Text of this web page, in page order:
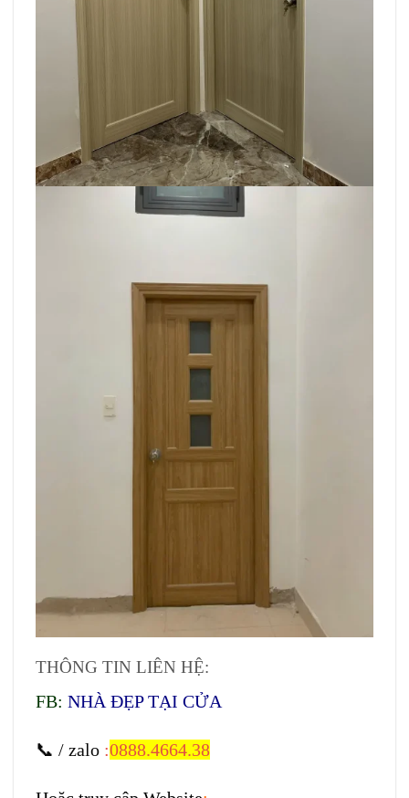
THÔNG TIN LIÊN HỆ:
FB: NHÀ ĐẸP TẠI CỬA
📞 / zalo :0888.4664.38